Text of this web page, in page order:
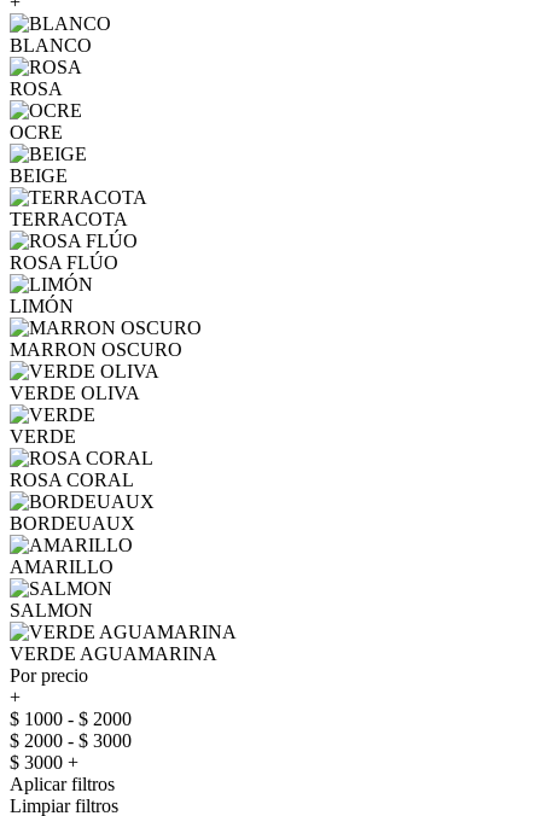
BLANCO
ROSA
OCRE
BEIGE
TERRACOTA
ROSA FLÚO
LIMÓN
MARRON OSCURO
VERDE OLIVA
VERDE
ROSA CORAL
BORDEUAUX
AMARILLO
SALMON
VERDE AGUAMARINA
Por precio
+
$ 1000 - $ 2000
$ 2000 - $ 3000
$ 3000 +
Aplicar filtros
Limpiar filtros